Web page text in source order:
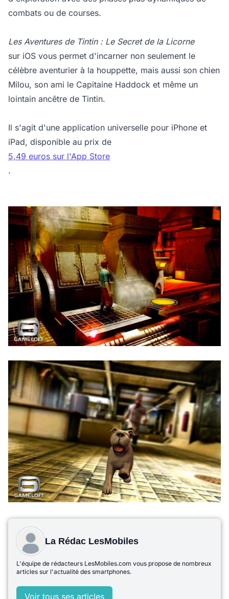
combats ou de courses.
Les Aventures de Tintin : Le Secret de la Licorne
sur iOS vous permet d'incarner non seulement le
célèbre aventurier à la houppette, mais aussi son chien
Milou, son ami le Capitaine Haddock et même un
lointain ancêtre de Tintin.
Il s'agit d'une application universelle pour iPhone et
iPad, disponible au prix de
5,49 euros sur l'App Store
.
La Rédac LesMobiles
L'équipe de rédacteurs LesMobiles.com vous propose de nombreux
articles sur l'actualité des smartphones.
Voir tous ses articles